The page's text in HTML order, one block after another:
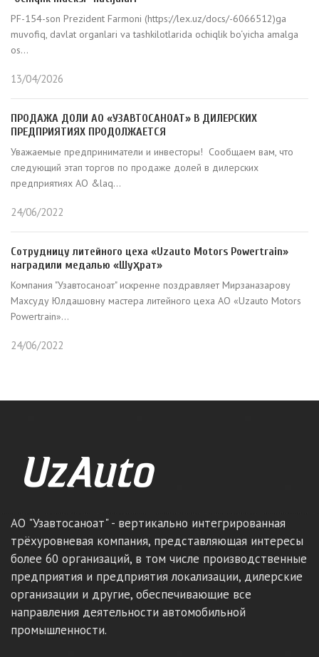
PF-154-son Prezident Farmoni (https://lex.uz/docs/-6066512)ga
muvofiq, davlat organlari va tashkilotlarida ochiqlik bo‘yicha amalga
os...
13/04/2026
ПРОДАЖА ДОЛИ АО «УЗАВТОСАНОАТ» В ДИЛЕРСКИХ
ПРЕДПРИЯТИЯХ ПРОДОЛЖАЕТСЯ
Уважаемые предприниматели и инвесторы! Сообщаем вам, что
следующий этап торгов по продаже долей в дилерских
предприятиях АО &laq...
24/06/2022
Сотрудницу литейного цеха «Uzauto Motors Powertrain»
наградили медалью «Шуҳрат»
Компания "Узавтосаноат" искренне поздравляет Мирзаназарову
Махсуду Юлдашовну мастера литейного цеха АО «Uzauto Motors
Powertrain»...
24/06/2022
АО "Узавтосаноат" - вертикально интегрированная
трёхуровневая компания, представляющая интересы
более 60 организаций, в том числе производственные
предприятия и предприятия локализации, дилерские
организации и другие, обеспечивающие все
направления деятельности автомобильной
промышленности.